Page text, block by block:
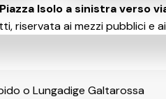
Isolo a sinistra verso
riservata ai mezzi pubblici
o Lungadige Galtarossa